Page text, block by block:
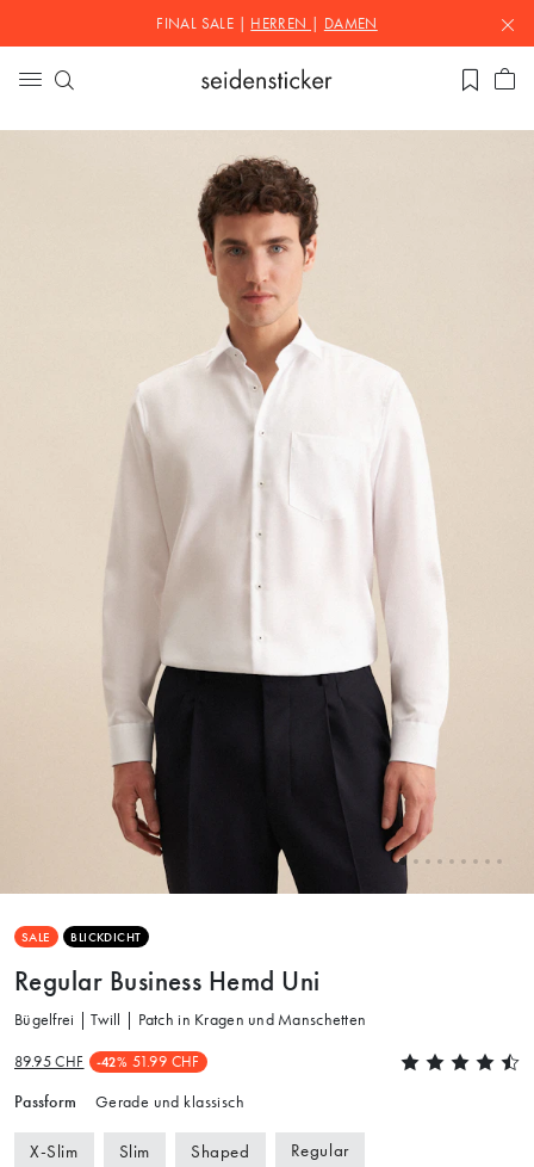
FINAL SALE | HERREN DAMEN
SALE BLICKDICHT
Regular Business Hemd Uni
Bügelfrei | Twill | Patch in Kragen und Manschetten
89.95 CHF -42% 51.99 CHF
Passform Gerade und klassisch
X-Slim Slim Shaped Regular